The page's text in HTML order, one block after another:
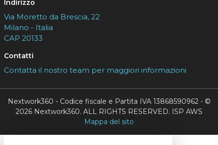
Indirizzo
Via Moretto da Brescia, 22
Milano - Italia
CAP 20133
Contatti
Contatta il nostro team per maggiori informazioni
Nextwork360 - Codice fiscale e Partita IVA 13868590962 - ©
2026 Nextwork360. ALL RIGHTS RESERVED. ISP AWS
Mappa del sito